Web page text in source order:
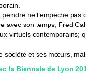
peindre ne l’empêche pas
avec son temps, Fred
virtuels contemporains;
société et ses mœurs,
la Biennale de Lyon